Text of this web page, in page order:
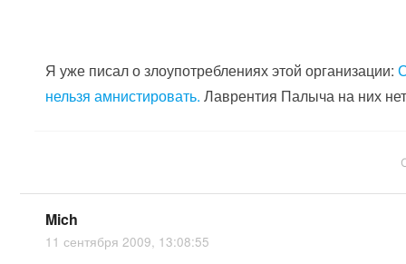
Я уже писал о злоупотреблениях этой организации:
нельзя амнистировать. Лаврентия Палыча на них
Mich
11 сентября 2009, 13:08:55